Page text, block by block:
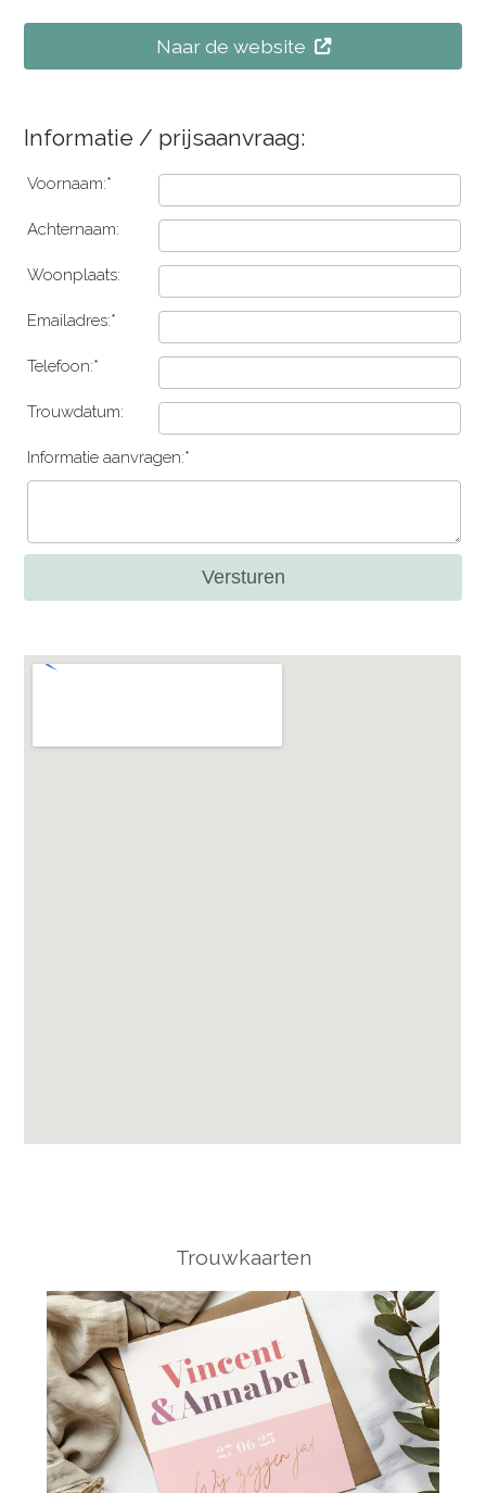
Naar de website
Informatie / prijsaanvraag:
Voornaam:*
Achternaam:
Woonplaats:
Emailadres:*
Telefoon:*
Trouwdatum:
Informatie aanvragen:*
Trouwkaarten